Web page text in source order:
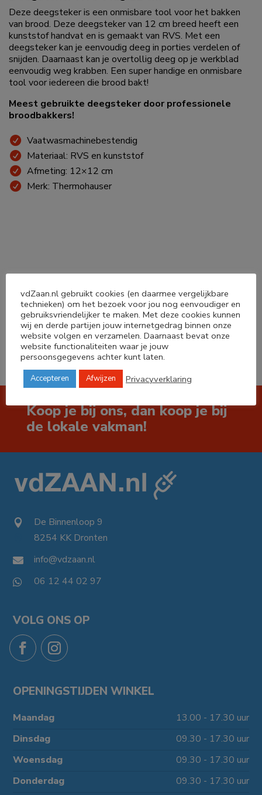
Deze deegsteker is een onmisbare tool voor het bakken
van brood. Deze deegsteker van 12 cm breed heeft een
kunststof handvat en is gemaakt van RVS. Met een
deegsteker kan je eenvoudig deeg in porties verdelen of
snijden. Daarnaast kan je overtollig deeg op je werkblad
eenvoudig weg krabben. Een super handige en onmisbare
tool voor iedereen die brood bakt!
Meest gebruikte deegsteker door professionele
broodbakkers!
Vaatwasmachinebestendig
Materiaal: RVS en kunststof
Afmeting: 12×12 cm
Merk: Thermohauser
   
Koop je bij ons, dan koop je bij
de lokale vakman!
 De Binnenloop 9
8254 KK Dronten
 info@vdzaan.nl
 06 12 44 02 97
VOLG ONS OP
OPENINGSTIJDEN WINKEL
Maandag
13.00 - 17.30 uur
Dinsdag
09.30 - 17.30 uur
Woensdag
09.30 - 17.30 uur
Donderdag
09.30 - 17.30 uur
vdZaan.nl gebruikt cookies (en daarmee vergelijkbare
technieken) om het bezoek voor jou nog eenvoudiger en
gebruiksvriendelijker te maken. Met deze cookies kunnen
wij en derde partijen jouw internetgedrag binnen onze
website volgen en verzamelen. Daarnaast bevat onze
website functionaliteiten waar je jouw
persoonsgegevens achter kunt laten.
Accepteren Afwijzen Privacyverklaring